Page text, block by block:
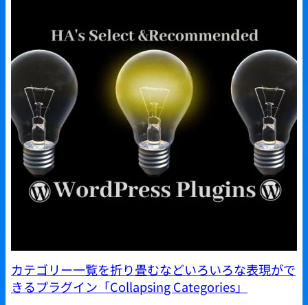
カテゴリー一覧を折り畳むなどいろいろな表現がで
きるプラグイン「Collapsing Categories」